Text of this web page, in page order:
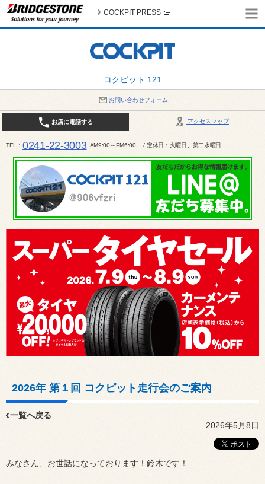
コクピット 121
COCKPIT PRESS
お問い合わせフォーム
アクセスマップ
お店に電話する
TEL 0241-22-3003 AM9:00～PM6:00 / 定休日：火曜日、第二水曜日
2026年 第１回 コクピット走行会のご案内
一覧へ戻る
2026年5月8日
みなさん、お世話になっております！鈴木です！